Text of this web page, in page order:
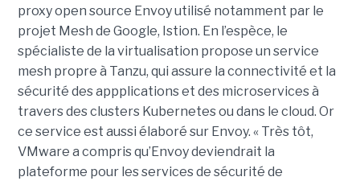
proxy open source Envoy utilisé notamment par le
projet Mesh de Google, Istion. En l’espèce, le
spécialiste de la virtualisation propose un service
mesh propre à Tanzu, qui assure la connectivité et la
sécurité des appplications et des microservices à
travers des clusters Kubernetes ou dans le cloud. Or
ce service est aussi élaboré sur Envoy. « Très tôt,
VMware a compris qu’Envoy deviendrait la
plateforme pour les services de sécurité de